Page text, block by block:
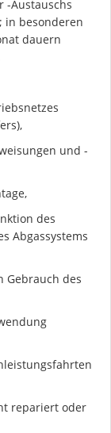
-Austauschs
in besonderen
dauern
und -
des
Abgassystems
Gebrauch des
repariert oder